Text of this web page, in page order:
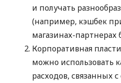
и получать
(например, кэшбек
магазинах-партнерах
Корпоративная
можно использовать
расходов, связанных